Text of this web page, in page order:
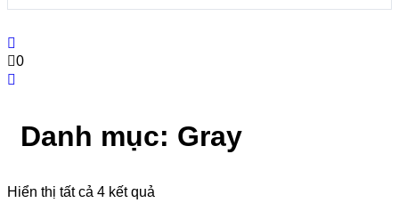
...
0
Danh mục: Gray
Hiển thị tất cả 4 kết quả